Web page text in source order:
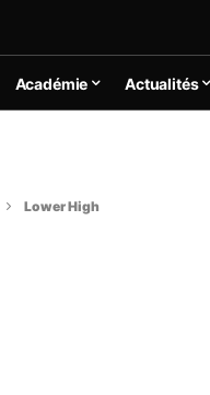
Académie Actualités
Lower High